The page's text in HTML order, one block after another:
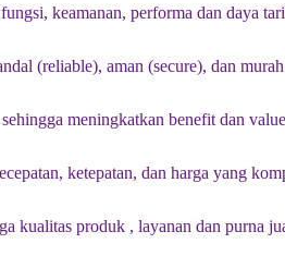
keamanan, performa dan daya
(reliable), aman (secure), dan
meningkatkan benefit dan
ketepatan, dan harga yang
kualitas produk , layanan dan purna